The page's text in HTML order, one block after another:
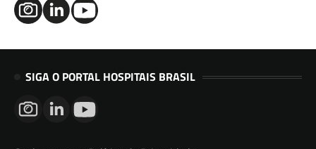
SIGA O PORTAL HOSPITAIS BRASIL